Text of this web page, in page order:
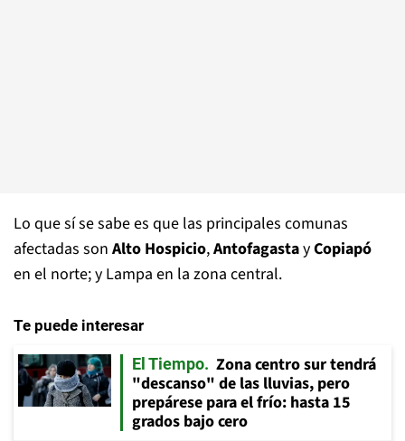
Lo que sí se sabe es que las principales comunas
afectadas son Alto Hospicio,AntofagastayCopiapó
en el norte; y Lampa en la zona central.
Te puede interesar
El Tiempo
Zona centro sur tendrá
"descanso" de las lluvias, pero
prepárese para el frío: hasta 15
grados bajo cero